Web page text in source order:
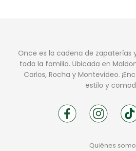
Once es la cadena de zapaterías
toda la familia. Ubicada en
Carlos, Rocha y Montevideo.
estilo y
Quiénes